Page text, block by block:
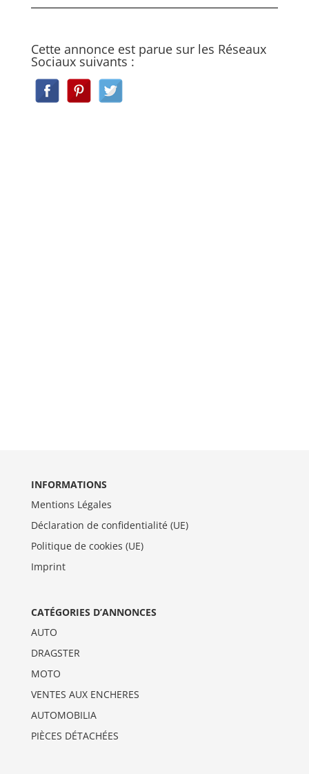
Cette annonce est parue sur les Réseaux
Sociaux suivants :
INFORMATIONS
Mentions Légales
Déclaration de confidentialité (UE)
Politique de cookies (UE)
Imprint
CATÉGORIES D’ANNONCES
AUTO
DRAGSTER
MOTO
VENTES AUX ENCHERES
AUTOMOBILIA
PIÈCES DÉTACHÉES